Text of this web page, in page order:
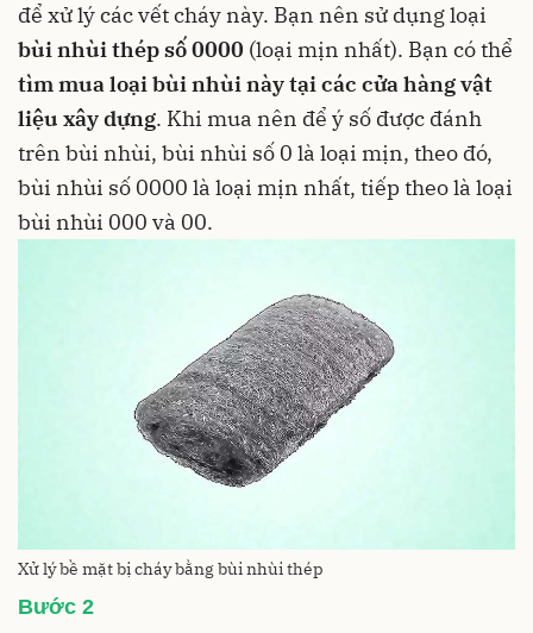
để xử lý các vết cháy này. Bạn nên sử dụng loại
bùi nhùi thép số 0000 (loại mịn nhất). Bạn có thể
tìm mua loại bùi nhùi này tại các cửa hàng vật
liệu xây dựng. Khi mua nên để ý số được đánh
trên bùi nhùi, bùi nhùi số 0 là loại mịn, theo đó,
bùi nhùi số 0000 là loại mịn nhất, tiếp theo là loại
bùi nhùi 000 và 00.
Xử lý bề mặt bị cháy bằng bùi nhùi thép
Bước 2